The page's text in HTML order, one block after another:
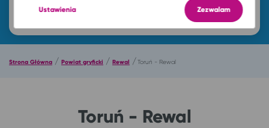
Znajdź przejazd
Strona Główna / Powiat gryficki / Rewal /Toruń - Rewal
Toruń - Rewal
Ustawienia Zezwalam